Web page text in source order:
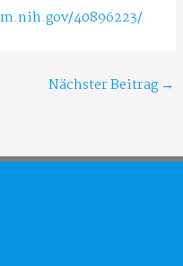
40896223/
Nächster Beitrag →